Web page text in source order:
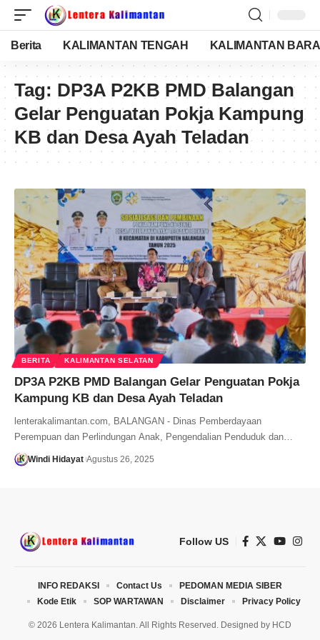
Berita KALIMANTAN TENGAH KALIMANTAN
Tag: DP3A P2KB PMD Balangan
Gelar Penguatan Pokja Kampung
KB dan Desa Ayah Teladan
BERITA KALIMANTAN SELATAN
DP3A P2KB PMD Balangan Gelar Penguatan Pokja
Kampung KB dan Desa Ayah Teladan
lenterakalimantan.com, BALANGAN - Dinas Pemberdayaan
Perempuan dan Perlindungan Anak, Pengendalian Penduduk dan…
Windi Hidayat Agustus 26, 2025
Follow US
© 2026 Lentera Kalimantan. All Rights Reserved. Designed by HCD
INFO REDAKSI Contact Us
PEDOMAN MEDIA SIBER
Kode Etik
SOP WARTAWAN Disclaimer Privacy Policy